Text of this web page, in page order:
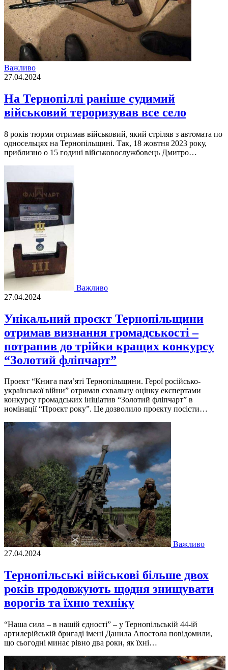
Важливо
27.04.2024
На Тернопіллі раніше судимий
військовий тероризував все село
8 рокiв тюрми отримав вiйськовий, який стрiляв з автомата по
односельцях на Тернопiльщинi. Так, 18 жовтня 2023 року,
приблизно о 15 годинi вiйськовослужбовець Дмитро…
Важливо
27.04.2024
Унікальний проєкт Тернопільщини
отримав визнання громадськості –
потрапив до трійки кращих конкурсу
“Золотий фліпчарт”
Проєкт “Книга пам’ятi Тернопiльщини. Герої росiйсько-
української вiйни” отримав схвальну оцiнку експертами
конкурсу громадських iнiцiатив “Золотий флiпчарт” в
номiнацiї “Проєкт року”. Це дозволило проєкту посiсти…
Важливо
27.04.2024
Тернопільські військові більше двох
років продовжують щодня знищувати
ворогів та їхню техніку
“Наша сила – в нашій єдності” – у Тернопільській 44-ій
артилерійській бригаді імені Данила Апостола повідомили,
що сьогодні минає рівно два роки, як їхні…